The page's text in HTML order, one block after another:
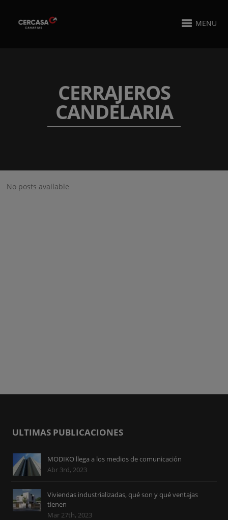
MENU
CERRAJEROS
CANDELARIA
No posts available
ULTIMAS PUBLICACIONES
MODIKO llega a los medios de comunicación
Abr 3rd, 2023
Viviendas industrializadas, qué son y qué ventajas
tienen
Mar 27th, 2023